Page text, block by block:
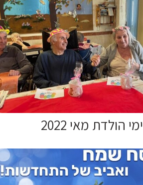
ימי הולדת מאי 2022